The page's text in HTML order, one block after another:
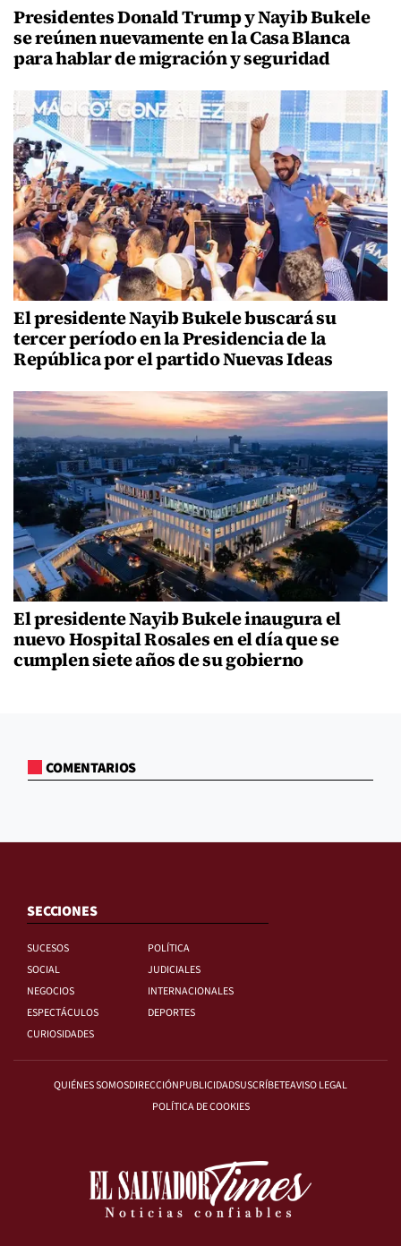
Presidentes Donald Trump y Nayib Bukele
se reúnen nuevamente en la Casa Blanca
para hablar de migración y seguridad
El presidente Nayib Bukele buscará su
tercer período en la Presidencia de la
República por el partido Nuevas Ideas
El presidente Nayib Bukele inaugura el
nuevo Hospital Rosales en el día que se
cumplen siete años de su gobierno
COMENTARIOS
SECCIONES
SUCESOS
POLÍTICA
SOCIAL
JUDICIALES
NEGOCIOS
INTERNACIONALES
ESPECTÁCULOS
DEPORTES
CURIOSIDADES
QUIÉNES SOMOSDIRECCIÓNPUBLICIDADSUSCRÍBETEAVISO LEGAL
POLÍTICA DE COOKIES